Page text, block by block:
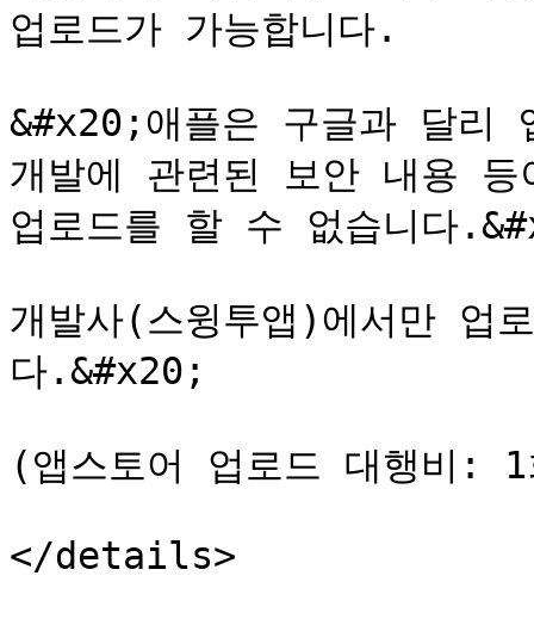
업로드가 가능합니다.
&#x20;애플은 구글과 달리
개발에 관련된 보안 내용
업로드를 할 수 없습니다
개발사(스윙투앱)에서만 업
다.&#x20;
(앱스토어 업로드 대행비:
</details>